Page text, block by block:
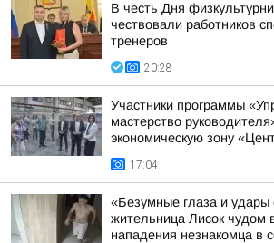
В честь Дня
чествовали работников
тренеров
20:28
Участники программы
мастерство
экономическую зону
17:04
«Безумные глаза и удары
жительница Лисок чудом
нападения незнакомца в